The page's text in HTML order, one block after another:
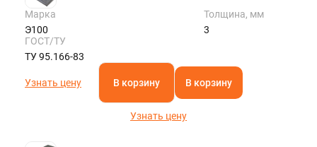
Марка
Э100
Толщина, мм
3
ГОСТ/ТУ
ТУ 95.166-83
Узнать цену В корзину В корзину
Узнать цену